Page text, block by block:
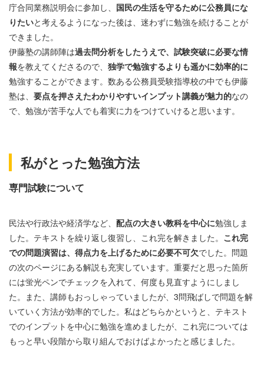
庁合同業務説明会に参加し、 国民の生活を守るために公務員にな
りたいと考えるようになった後は、迷わずに勉強を続けることが
できました。
伊藤塾の講師陣は過去問分析をしたうえで、試験突破に必要な情
報を教えてくださるので、 独学で勉強するよりも遥かに効率的に
勉強することができます。数ある公務員受験指導校の中でも伊藤
塾は、 要点を押さえたわかりやすいインプット講義が魅力的なの
で、勉強が苦手な人でも着実に力をつけていけると思います。
私がとった勉強方法
専門試験について
民法や行政法や経済学など、 配点の大きい教科を中心に勉強しま
した。テキストを繰り返し復習し、これ完を解きました。 これ完
での問題演習は、得点力を上げるために必要不可欠でした。問題
の次のページにある解説も充実しています。重要だと思った箇所
には蛍光ペンでチェックを入れて、何度も見直すようにしまし
た。また、講師もおっしゃっていましたが、3問飛ばしで問題を解
いていく方法が効率的でした。私はどちらかというと、テキスト
でのインプットを中心に勉強を進めましたが、これ完については
もっと早い段階から取り組んでおけばよかったと感じました。